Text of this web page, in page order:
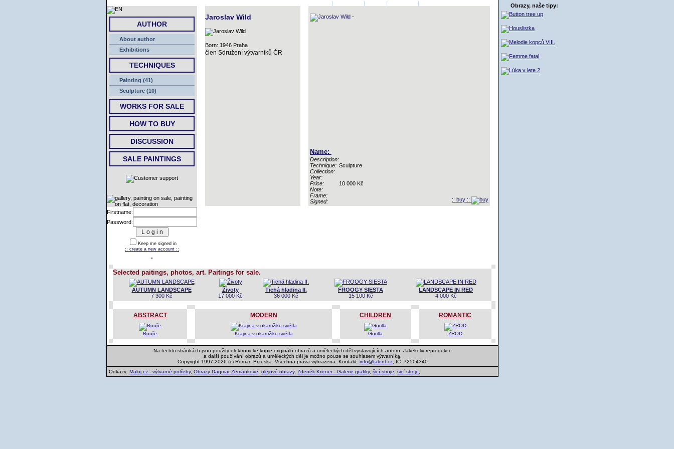
| | | |
AUTHOR
About author
Exhibitions
TECHNIQUES
Painting (41)
Sculpture (10)
WORKS FOR SALE
HOW TO BUY
DISCUSSION
SALE PAINTINGS
Firstname:
Password:
Keep me signed in
:: create a new account ::
Jaroslav Wild
Born: 1946 Praha
člen Sdružení výtvarníků ČR
Name:
Description:
Technique: Sculpture
Collection:
Year:
Price:
10 000 Kč
Note:
Frame:
Signed:
:: buy ::
Selected paitings, photos, art. Paitings for sale.
AUTUMN LANDSCAPE
7 300 Kč
Životy
17 000 Kč
Tichá hladina II.
36 000 Kč
FROOGY SIESTA
15 100 Kč
LANDSCAPE IN RED
4 000 Kč
ABSTRACT
Bouře
MODERN
Krajina v okamžiku světla
CHILDREN
Gorilla
ROMANTIC
ZROD
Na techto stránkách jsou použity elektronické kopie originálů obrazů a uměleckých děl vystavujících autoru. Jakékoliv reprodukce
a další používání obrazů a uměleckých děl je možno pouze se souhlasem výtvarníka.
Copyright 1997-2026 (c) Roman Brzuska. Všechna práva vyhrazena. Kontakt: info@talent.cz, IČ: 72504340
Odkazy: Maluj.cz - výtvarné potřeby, Obrazy Dagmar Zemánkové olejové obrazy, Zdeněk Kricner - Galerie grafiky, šicí stroje šicí stroje
Obrazy, naše tipy: